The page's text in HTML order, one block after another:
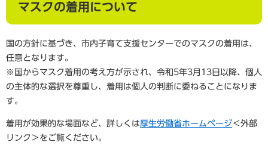
マスクの着用について
国の方針に基づき、市内子育て支援センターでのマスクの着用は、
任意となります。
※国からマスク着用の考え方が示され、令和5年3月13日以降、個人
の主体的な選択を尊重し、着用は個人の判断に委ねることになりま
す。
着用が効果的な場面など、詳しくは厚生労働省ホームページ＜外部
リンク＞ をご覧ください。